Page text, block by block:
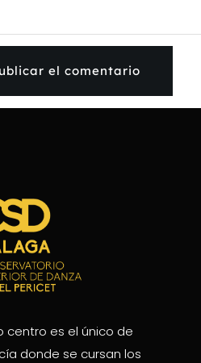
centro es el único de
donde se cursan los